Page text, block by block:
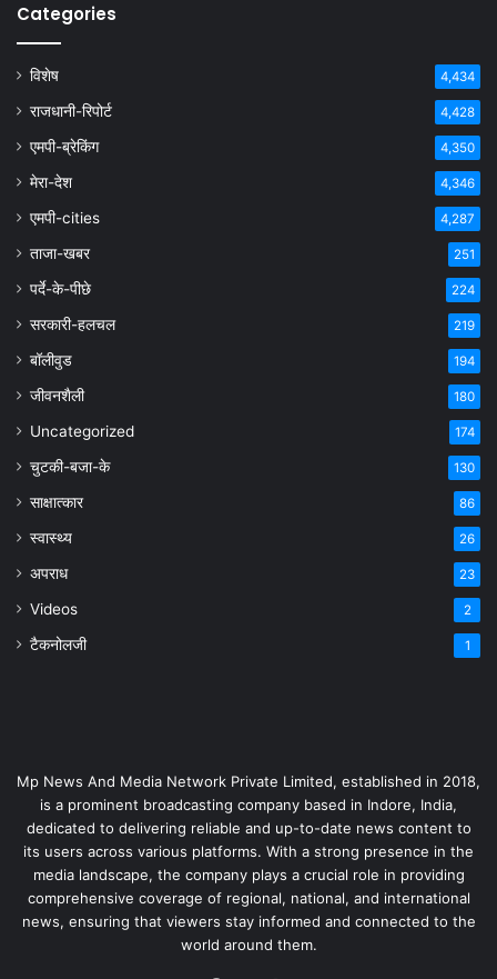
Categories
विशेष 4,434
राजधानी-रिपोर्ट 4,428
एमपी-ब्रेकिंग 4,350
मेरा-देश 4,346
एमपी-cities 4,287
ताजा-खबर 251
पर्दे-के-पीछे 224
सरकारी-हलचल 219
बॉलीवुड 194
जीवनशैली 180
Uncategorized 174
चुटकी-बजा-के 130
साक्षात्कार 86
स्वास्थ्य 26
अपराध 23
Videos 2
टैकनोलजी 1
Mp News And Media Network Private Limited, established in 2018,
is a prominent broadcasting company based in Indore, India,
dedicated to delivering reliable and up-to-date news content to
its users across various platforms. With a strong presence in the
media landscape, the company plays a crucial role in providing
comprehensive coverage of regional, national, and international
news, ensuring that viewers stay informed and connected to the
world around them.